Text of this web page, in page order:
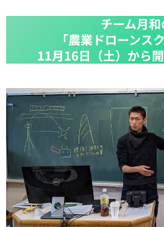
チーム月和
「農業ドローンス
11月16日（土）から開